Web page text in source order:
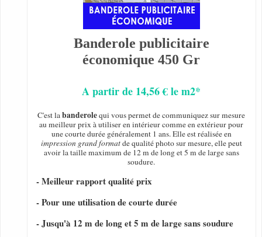
Banderole publicitaire
économique 450 Gr
A partir de 14,56 € le m2*
C'est labanderolequi vous permet de communiquez sur mesure
au meilleur prix à utiliser en intérieur comme en extérieur pour
une courte durée généralement 1 ans. Elle est réalisée en
impression grand formatde qualité photo sur mesure, elle peut
avoir la taille maximum de 12 m de long et 5 m de large sans
soudure.
- Meilleur rapport qualité prix
- Pour une utilisation de courte durée
- Jusqu'à 12 m de long et 5 m de large sans soudure